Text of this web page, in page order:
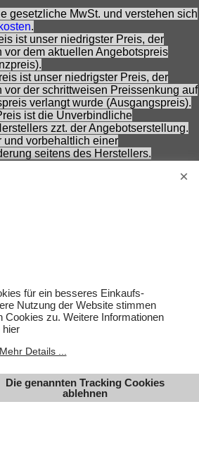
gesetzliche MwSt. und verstehen sich
.
ist unser niedrigster Preis, der
vor dem aktuellen Angebotspreis
ist unser niedrigster Preis, der
vor der schrittweisen Preissenkung auf
verlangt wurde (Ausgangspreis).
ist die Unverbindliche
zzt. der Angebotserstellung.
und vorbehaltlich einer
seitens des Herstellers.
Artikeln handelt es sich nicht
für ein besseres Einkaufs-
Nutzung der Website stimmen
Cookies zu. Weitere Informationen
hier
Mehr Details ...
Die genannten Tracking Cookies
ablehnen